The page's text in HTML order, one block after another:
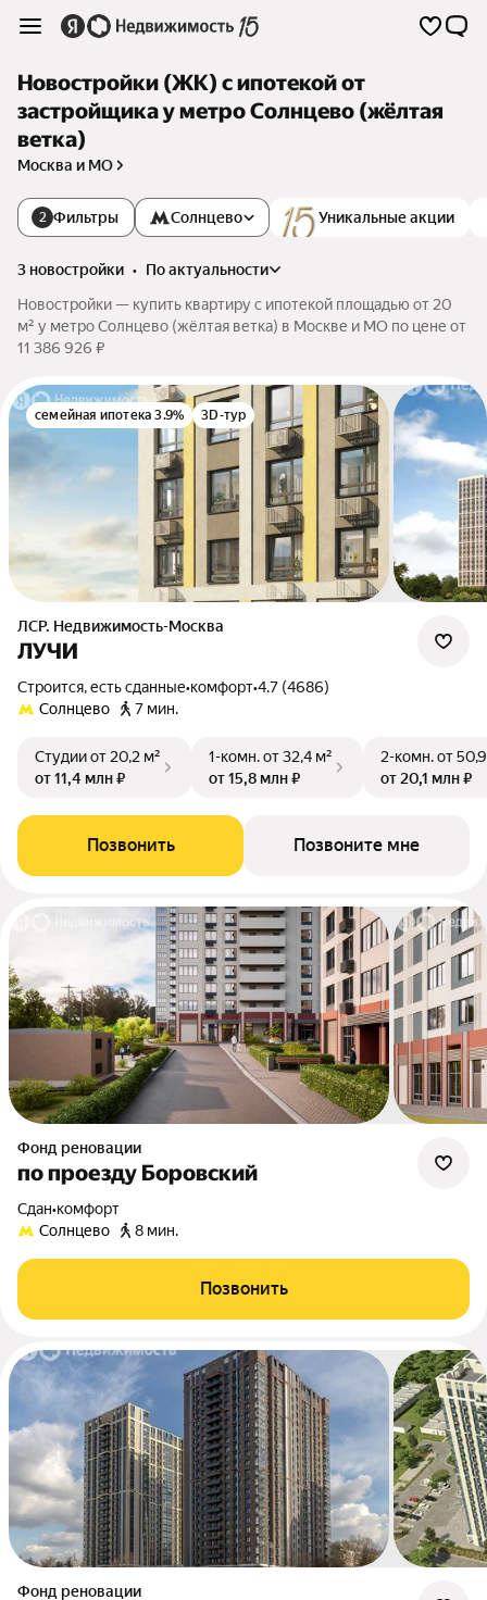
Новостройки (ЖК) с ипотекой от
застройщика у метро Солнцево (жёлтая
ветка)
Москва и МО
2 Фильтры Уникальные акции
Солнцево
3 новостройки •
по актуальности
Новостройки — купить квартиру с ипотекой площадью от 20
м² у метро Солнцево (жёлтая ветка) в Москве и МО по цене от
11 386 926 ₽
семейная ипотека 3.9% 3D-тур
ЛСР. Недвижимость-Москва
ЛУЧИ
Строится, есть сданные•комфорт•4.7 (4686)
Солнцево
7 мин.
Студииот 20,2 м²
от 11,4 млн ₽
1-комн.от 32,4 м²
от 15,8 млн ₽
2-комн.от
от 20,1 млн ₽
Позвонить Позвоните мне
Фонд реновации
по проезду Боровский
Сдан•комфорт
Солнцево
8 мин.
Позвонить
Фонд реновации